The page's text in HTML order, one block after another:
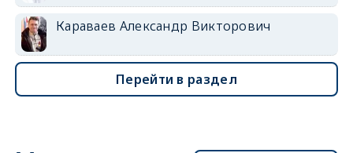
Караваев Александр Викторович
Перейти в раздел